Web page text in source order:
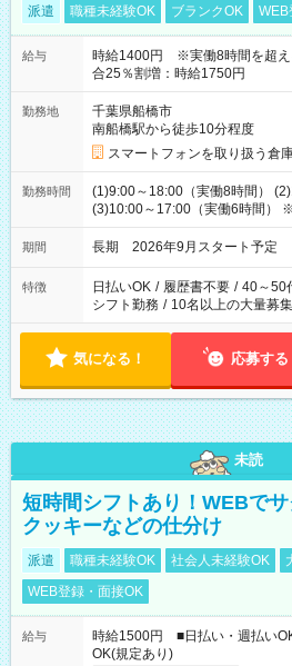
派遣 職種未経験OK ブランクOK WEB
給与
時給1400円 ※実働8時間を超え
合25％割増：時給1750円
勤務地
千葉県船橋市
南船橋駅から徒歩10分程度
スマートフォンを取り扱う倉
勤務時間
(1)9:00～18:00（実働8時間）
(3)10:00～17:00（実働6時間）
期間 長期 2026年9月スタート予定
特徴 日払いOK / 履歴書不要 / 40～50
シフト勤務 / 10名以上の大量募集
気になる！ 応募する
未読
短時間シフトあり！WEBで
クッキーなどの仕分け
派遣 職種未経験OK 社会人未経験OK
WEB登録・面接OK
給与
時給1500円 ■日払い・週払い
OK(規定あり)